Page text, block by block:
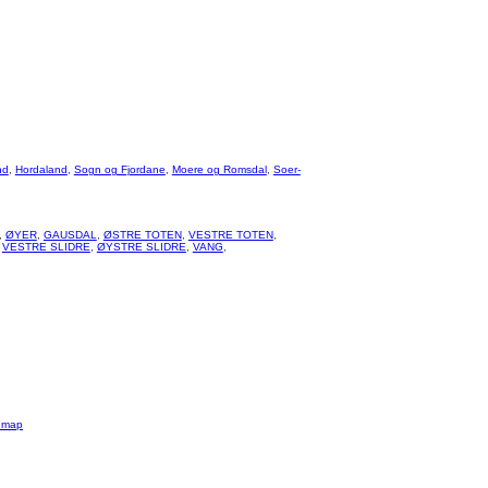
Hordaland Sogn og Fjordane Moere og Romsdal, Soer-
ØYER, GAUSDAL ØSTRE TOTEN, VESTRE TOTEN,
VESTRE SLIDRE ØYSTRE SLIDRE VANG